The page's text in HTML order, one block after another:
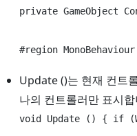
private GameObject
#region
Update ()는 현재 컨트
나의 컨트롤러만 표시
void Update () { if